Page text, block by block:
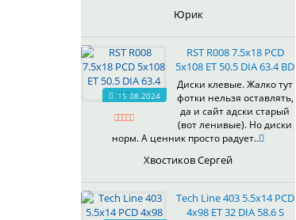
Юрик
15.08.2024
RST R008 7.5x18 PCD
5x108 ET 50.5 DIA 63.4 BD
Диски клевые. Жалко тут
фотки нельзя оставлять,
да и сайт адски старый
(вот ленивые). Но диски
норм. А ценник просто радует..
Хвостиков Сергей
Tech Line 403 5.5x14 PCD
4x98 ET 32 DIA 58.6 S